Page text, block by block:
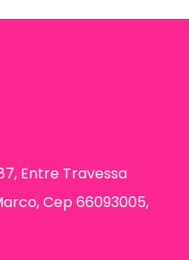
Entre Travessa
Cep 66093005,